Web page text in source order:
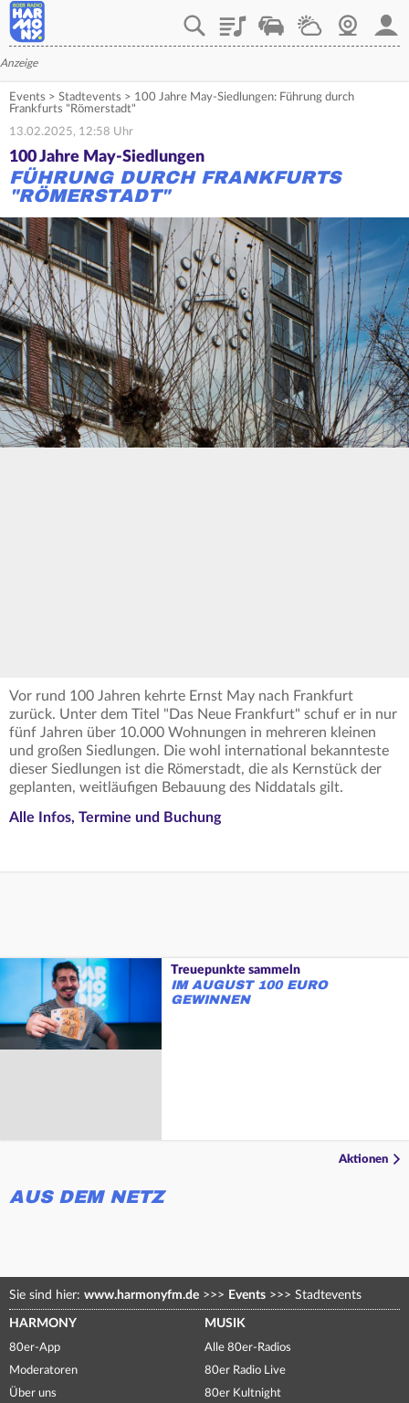
PlaylistVerkehrWetterWebcam
Anzeige
Events > Stadtevents > 100 Jahre May-Siedlungen: Führung durch
Frankfurts "Römerstadt"
13.02.2025, 12:58 Uhr
100 Jahre May-Siedlungen
FÜHRUNG DURCH FRANKFURTS
"RÖMERSTADT"
Vor rund 100 Jahren kehrte Ernst May nach Frankfurt
zurück. Unter dem Titel "Das Neue Frankfurt" schuf er in nur
fünf Jahren über 10.000 Wohnungen in mehreren kleinen
und großen Siedlungen. Die wohl international bekannteste
dieser Siedlungen ist die Römerstadt, die als Kernstück der
geplanten, weitläufigen Bebauung des Niddatals gilt.
Alle Infos, Termine und Buchung
Treuepunkte sammeln
IM AUGUST 100 EURO
GEWINNEN
Aktionen
AUS DEM NETZ
Sie sind hier: www.harmonyfm.de >>> Events >>> Stadtevents
HARMONY
80er-App
Moderatoren
Über uns
MUSIK
Alle 80er-Radios
80er Radio Live
80er Kultnight